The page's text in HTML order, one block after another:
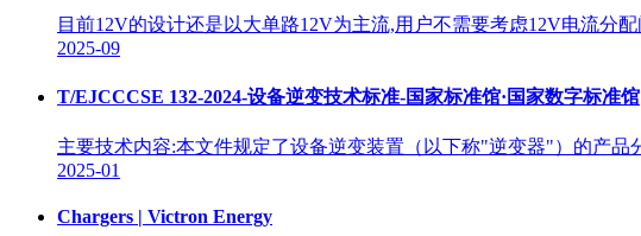
目前12V的设计还是以大单路12V为主流,用户不需要考虑12V电流分
2025-09
T/EJCCCSE 132-2024-设备逆变技术标准-国家标准馆·国家数字标准馆
主要技术内容:本文件规定了设备逆变装置（以下称"逆变器"）的产
2025-01
Chargers | Victron Energy